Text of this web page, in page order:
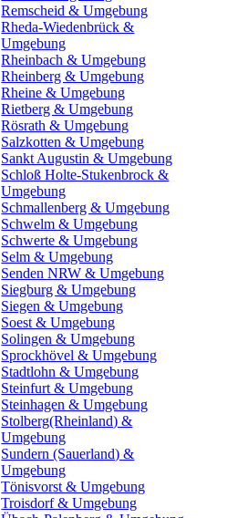
Remscheid & Umgebung
Rheda-Wiedenbrück &
Umgebung
Rheinbach & Umgebung
Rheinberg & Umgebung
Rheine & Umgebung
Rietberg & Umgebung
Rösrath & Umgebung
Salzkotten & Umgebung
Sankt Augustin & Umgebung
Schloß Holte-Stukenbrock &
Umgebung
Schmallenberg & Umgebung
Schwelm & Umgebung
Schwerte & Umgebung
Selm & Umgebung
Senden NRW & Umgebung
Siegburg & Umgebung
Siegen & Umgebung
Soest & Umgebung
Solingen & Umgebung
Sprockhövel & Umgebung
Stadtlohn & Umgebung
Steinfurt & Umgebung
Steinhagen & Umgebung
Stolberg(Rheinland) &
Umgebung
Sundern (Sauerland) &
Umgebung
Tönisvorst & Umgebung
Troisdorf & Umgebung